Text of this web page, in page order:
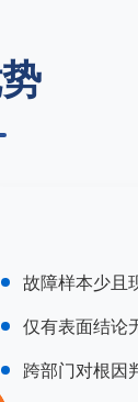
故障样本少且
仅有表面结论
跨部门对根因